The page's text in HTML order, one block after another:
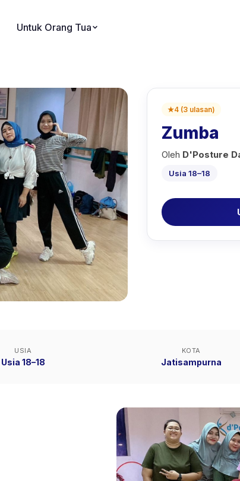
Untuk Orang Tua
★4 (3 ulasan)
Zumba
Oleh D'Posture
Usia 18–18
USIA
Usia 18–18
KOTA
Jatisampurna